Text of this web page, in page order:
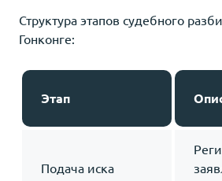
Структура этапов судебного
Гонконге:
Этап
Подача иска